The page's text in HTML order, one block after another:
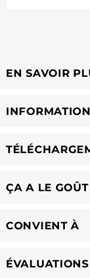
EN SAVOIR
ÇA A LE
CONVIENT À
ÉVALUATIONS